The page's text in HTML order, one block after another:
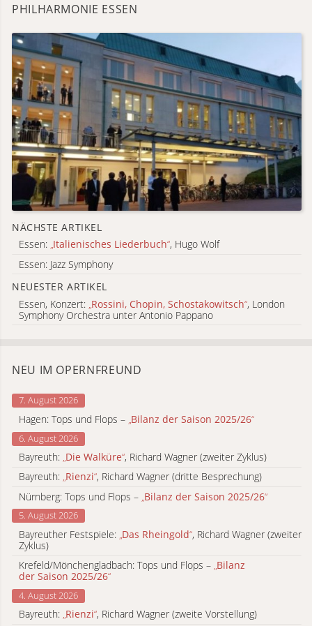
PHILHARMONIE ESSEN
NÄCHSTE ARTIKEL
Essen: „Italienisches Liederbuch“, Hugo Wolf
Essen: Jazz Symphony
NEUESTER ARTIKEL
Essen, Konzert: „Rossini, Chopin, Schostakowitsch“, London
Symphony Orchestra unter Antonio Pappano
NEU IM OPERNFREUND
7. August 2026
Hagen: Tops und Flops – „Bilanz der Saison 2025/26“
6. August 2026
Bayreuth: „Die Walküre“, Richard Wagner (zweiter Zyklus)
Bayreuth: „Rienzi“, Richard Wagner (dritte Besprechung)
Nürnberg: Tops und Flops – Bilanz der Saison 2025/26“
5. August 2026
Bayreuther Festspiele: Das Rheingold“, Richard Wagner (zweiter
Zyklus)
Krefeld/Mönchengladbach: Tops und Flops – „Bilanz
der Saison 2025/26“
4. August 2026
Bayreuth: „Rienzi“, Richard Wagner (zweite Vorstellung)